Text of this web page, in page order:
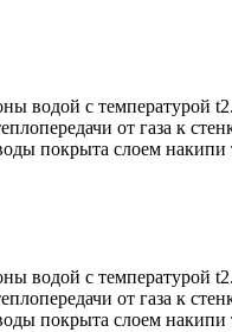
водой с температурой
от газа к
покрыта слоем
водой с температурой
от газа к
покрыта слоем